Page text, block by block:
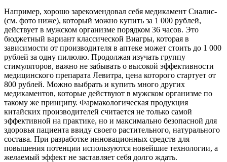
Например, хорошо зарекомендовал себя медикамент Сиалис­
(см. фото ниже), который можно купить за 1 000 рублей,
действует в мужском организме порядком 36 часов. Это
бюджетный вариант классической Виагры, которая в
зависимости от производителя в аптеке может стоить до 1 000
рублей за одну пилюлю. Продолжая изучать группу
стимуляторов, важно не забывать о высокой эффективности
медицинского препарата Левитра, цена которого стартует от
800 рублей. Можно выбрать и купить много других
медикаментов, которые действуют в мужском организме по
такому же принципу. Фармакологическая продукция
китайских производителей считается не только самой
эффективной на практике, но и максимально безопасной для
здоровья пациента ввиду своего растительного, натурального
состава. При разработке инновационных средств для
повышения потенции используются новейшие технологии, а
желаемый эффект не заставляет себя долго ждать.